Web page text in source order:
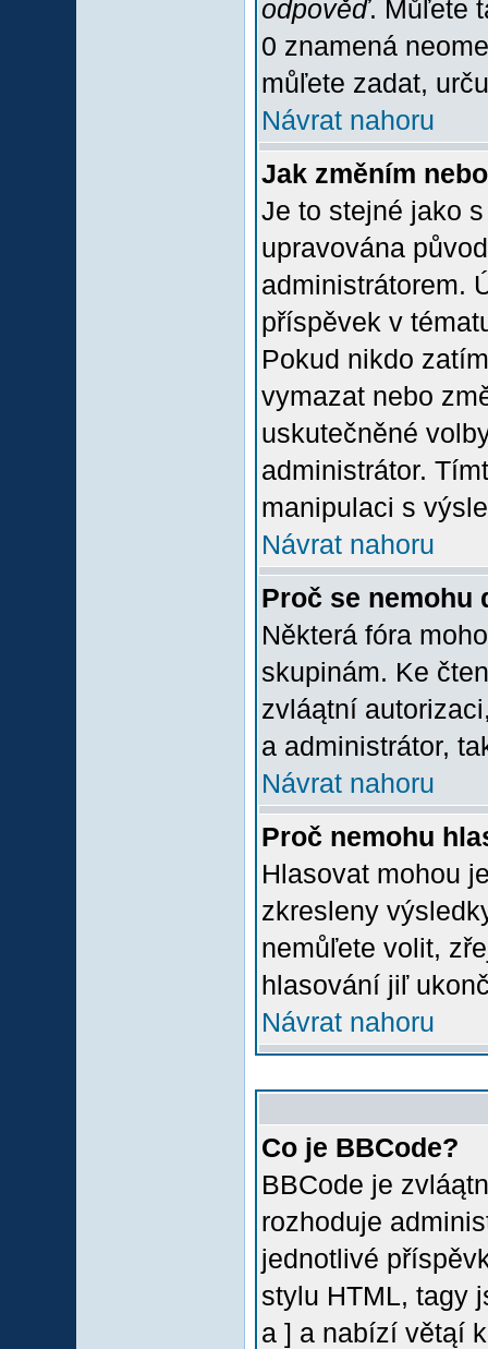
odpověď. Můľete
0 znamená
můľete zadat,
Návrat nahoru
Jak změním
Je to stejné jako
upravována
administrátorem.
příspěvek v
Pokud nikdo
vymazat nebo
uskutečněné
administrátor.
manipulaci s
Návrat nahoru
Proč se nemohu
Některá fóra
skupinám. Ke
zvláątní
a administrátor,
Návrat nahoru
Proč nemohu
Hlasovat mohou
zkresleny
nemůľete volit,
hlasování jiľ
Návrat nahoru
Co je BBCode?
BBCode je
rozhoduje
jednotlivé
stylu HTML, tagy
a ] a nabízí větąí